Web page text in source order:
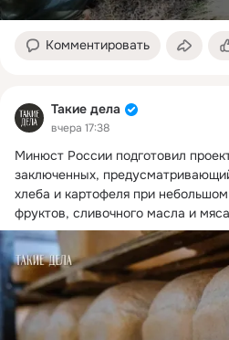
Комментировать
Такие дела
вчера 17:38
Минюст России подготовил
заключенных,
хлеба и картофеля при
фруктов, сливочного масла и